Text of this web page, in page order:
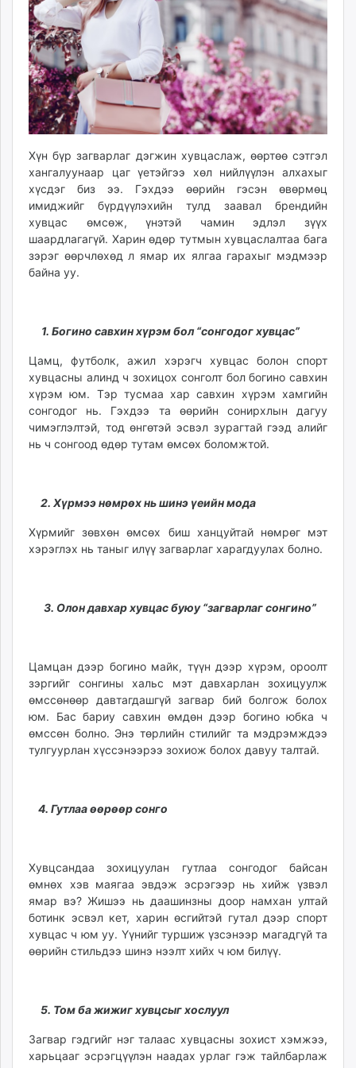
ikon.mn
mnb.mn
Livetv.mn
Eguur.mn
24tsag.mn
shuud.mn
eagle.mn
ergelt.mn
zarig.mn
today.mn
zuv.mn
mminfo.mn
ugluu.mn
urlag.mn
shudarga.mn
unuudur.mn
isee.mn
mglradio.com
fact.mn
itoim.mn
times.mn
tvmongolia.mn
mass.mn
toim.mn
unread.today
Хүн бүр загварлаг дэгжин хувцаслаж, өөртөө сэтгэл
хангалуунаар цаг үетэйгээ хөл нийлүүлэн алхахыг
хүсдэг биз ээ. Гэхдээ өөрийн гэсэн өвөрмөц
имиджийг бүрдүүлэхийн тулд заавал брендийн
хувцас өмсөж, үнэтэй чамин эдлэл зүүх
шаардлагагүй. Харин өдөр тутмын хувцаслалтаа бага
зэрэг өөрчлөхөд л ямар их ялгаа гарахыг мэдмээр
байна уу.
1. Богино савхин хүрэм бол “сонгодог хувцас”
Цамц, футболк, ажил хэрэгч хувцас болон спорт
хувцасны алинд ч зохицох сонголт бол богино савхин
хүрэм юм. Тэр тусмаа хар савхин хүрэм хамгийн
сонгодог нь. Гэхдээ та өөрийн сонирхлын дагуу
чимэглэлтэй, тод өнгөтэй эсвэл зурагтай гээд алийг
нь ч сонгоод өдөр тутам өмсөх боломжтой.
2. Хүрмээ нөмрөх нь шинэ үеийн мода
Хүрмийг зөвхөн өмсөх биш ханцуйтай нөмрөг мэт
хэрэглэх нь таныг илүү загварлаг харагдуулах болно.
3. Олон давхар хувцас буюу “загварлаг сонгино”
Цамцан дээр богино майк, түүн дээр хүрэм, ороолт
зэргийг сонгины хальс мэт давхарлан зохицуулж
өмссөнөөр давтагдашгүй загвар бий болгож болох
юм. Бас бариу савхин өмдөн дээр богино юбка ч
өмссөн болно. Энэ төрлийн стилийг та мэдрэмждээ
тулгуурлан хүссэнээрээ зохиож болох давуу талтай.
4. Гутлаа өөрөөр сонго
Хувцсандаа зохицуулан гутлаа сонгодог байсан
өмнөх хэв маягаа эвдэж эсрэгээр нь хийж үзвэл
ямар вэ? Жишээ нь даашинзны доор намхан ултай
ботинк эсвэл кет, харин өсгийтэй гутал дээр спорт
хувцас ч юм уу. Үүнийг туршиж үзсэнээр магадгүй та
өөрийн стильдээ шинэ нээлт хийх ч юм билүү.
5. Том ба жижиг хувцсыг хослуул
Загвар гэдгийг нэг талаас хувцасны зохист хэмжээ,
харьцааг эсрэгцүүлэн наадах урлаг гэж тайлбарлаж